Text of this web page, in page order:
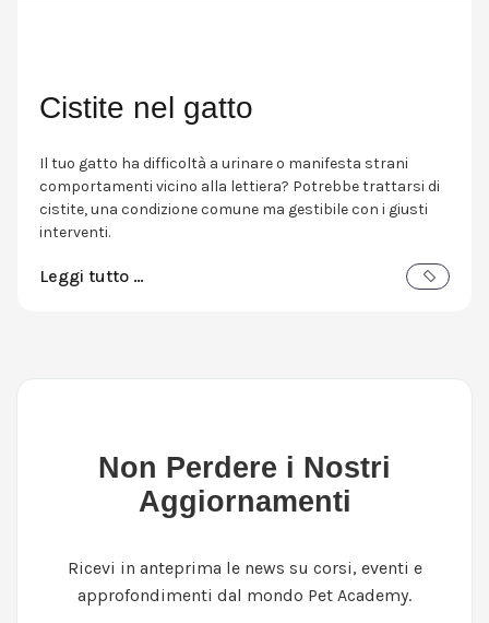
Cistite nel gatto
Il tuo gatto ha difficoltà a urinare o manifesta strani
comportamenti vicino alla lettiera? Potrebbe trattarsi di
cistite, una condizione comune ma gestibile con i giusti
interventi.
Leggi tutto …
Non Perdere i Nostri
Aggiornamenti
Ricevi in anteprima le news su corsi, eventi e
approfondimenti dal mondo Pet Academy.